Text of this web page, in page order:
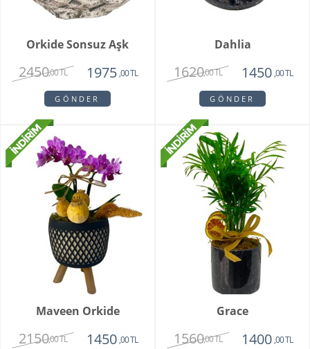
Orkide Sonsuz Aşk
2450,00 TL 1975 ,00 TL
GÖNDER
Dahlia
1620,00 TL 1450 ,00 TL
GÖNDER
Maveen Orkide
2150,00 TL 1450 ,00 TL
Grace
1560,00 TL 1400 ,00 TL